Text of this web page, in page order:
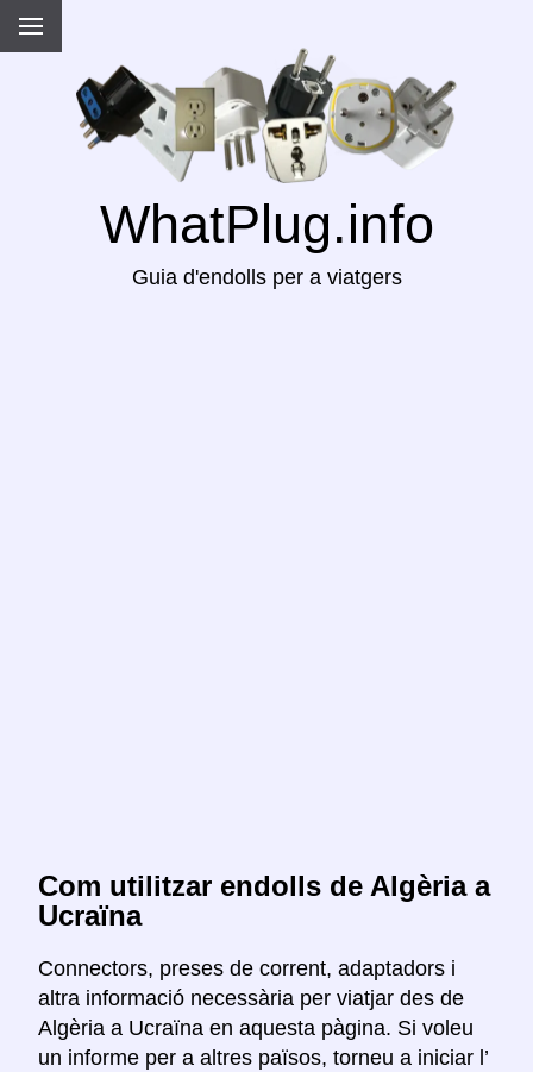
WhatPlug.info
Guia d'endolls per a viatgers
Com utilitzar endolls de Algèria a
Ucraïna
Connectors, preses de corrent, adaptadors i
altra informació necessària per viatjar des de
Algèria a Ucraïna en aquesta pàgina. Si voleu
un informe per a altres països, torneu a iniciar l’